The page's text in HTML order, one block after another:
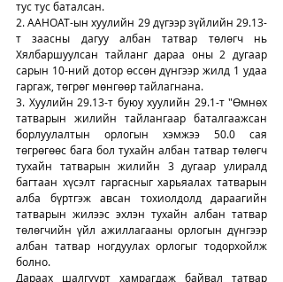
тус тус баталсан.
2. ААНОАТ-ын хуулийн 29 дүгээр зүйлийн 29.13-
т заасны дагуу албан татвар төлөгч нь
Хялбаршуулсан тайланг дараа оны 2 дугаар
сарын 10-ний дотор өссөн дүнгээр жилд 1 удаа
гаргаж, төгрөг мөнгөөр тайлагнана.
3. Хуулийн 29.13-т буюу хуулийн 29.1-т "Өмнөх
татварын жилийн тайлангаар баталгаажсан
борлуулалтын орлогын хэмжээ 50.0 сая
төгрөгөөс бага бол тухайн албан татвар төлөгч
тухайн татварын жилийн 3 дугаар улиралд
багтаан хүсэлт гаргасныг харьяалах татварын
алба бүртгэж авсан тохиолдолд дараагийн
татварын жилээс эхлэн тухайн албан татвар
төлөгчийн үйл ажиллагааны орлогын дүнгээр
албан татвар ногдуулах орлогыг тодорхойлж
болно.
Дараах шалгуурт хамрагдаж байвал татвар